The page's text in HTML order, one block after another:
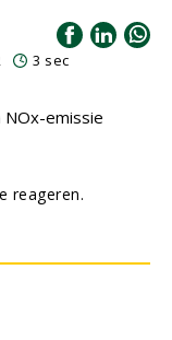
3 sec
emissie
reageren.